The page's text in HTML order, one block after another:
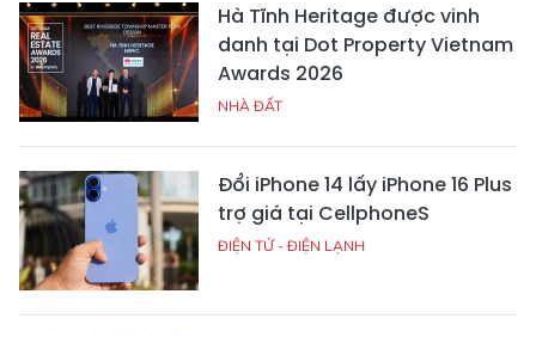
Hà Tĩnh Heritage được vinh
danh tại Dot Property Vietnam
Awards 2026
NHÀ ĐẤT
Đổi iPhone 14 lấy iPhone 16 Plus
trợ giá tại CellphoneS
ĐIỆN TỬ - ĐIỆN LẠNH